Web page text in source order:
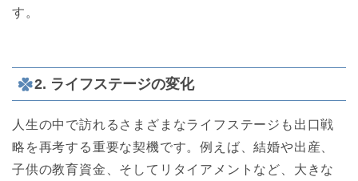
す。
2. ライフステージの変化
人生の中で訪れるさまざまなライフステージも出口戦
略を再考する重要な契機です。例えば、結婚や出産、
子供の教育資金、そしてリタイアメントなど、大きな